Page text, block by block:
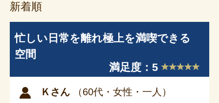
新着順
忙しい日常を離れ極上を満喫できる
空間
満足度：5
Ｋさん （60代・女性・一人）